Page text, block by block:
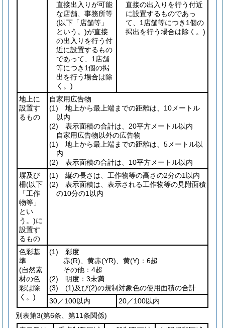
直接出入りが可能
な店舗、事務所等
(以下「店舗等」
という。)が直接
の出入りを行う付
近に設置するもの
であって、1店舗
等につき1個の掲
出を行う場合は除
く。)
直接の出入りを行う付近
に設置するものであっ
て、1店舗等につき1個の
掲出を行う場合は除く。)
地上に
設置す
るもの
自家用広告物
(1) 地上から最上端までの距離は、10メートル
以内
(2) 表示面積の合計は、20平方メートル以内
自家用広告物以外の広告物
(1) 地上から最上端までの距離は、5メートル以
内
(2) 表示面積の合計は、10平方メートル以内
塀及び
柵(以下
「工作
物等」
とい
う。)に
設置す
るもの
(1) 縦の長さは、工作物等の高さの2分の1以内
(2) 表示面積は、表示される工作物等の見附面積
の10分の1以内
色彩基
準
(自然素
材の色
彩は除
く。)
(1) 彩度
赤(R) 、黄赤(YR) 、黄(Y) ：6超
その他：4超
(2) 明度：3未満
(3)
(1)及び(2)の規制対象色の使用面積の合計
30／100以内
20／100以内
別表第3(第6条、第11条関係)